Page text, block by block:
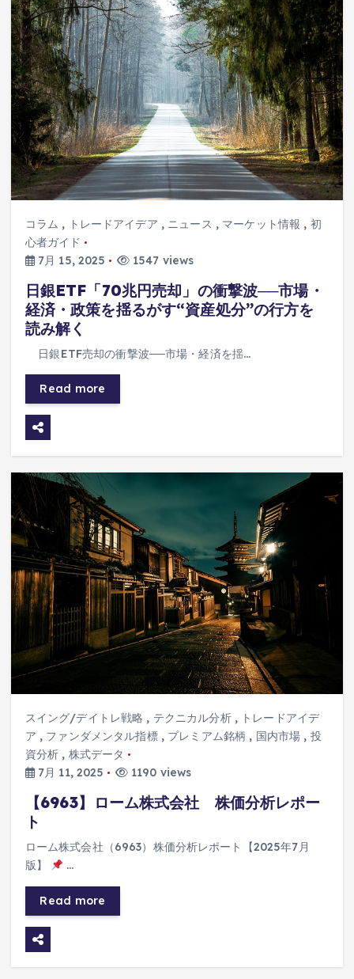
コラム , トレードアイデア , ニュース , マーケット情報 , 初
心者ガイド
7月 15, 2025
1547 views
日銀ETF「70兆円売却」の衝撃波──市場・
経済・政策を揺るがす“資産処分”の行方を
読み解く
日銀ETF売却の衝撃波──市場・経済を揺…
Read more
スイング/デイトレ戦略 , テクニカル分析, トレードアイデ
ア , ファンダメンタル指標, プレミアム銘柄 , 国内市場 , 投
資分析 , 株式データ
7月 11, 2025
1190 views
【6963】ローム株式会社 株価分析レポー
ト
ローム株式会社（6963）株価分析レポート【2025年7月
版】
…
Read more